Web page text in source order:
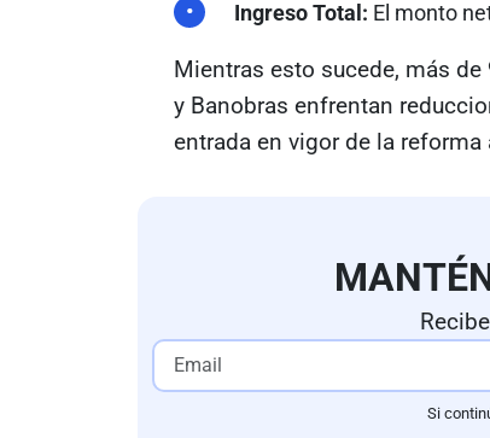
Ingreso Total: El monto
Mientras esto sucede, más
y Banobras enfrentan
entrada en vigor de la
Si